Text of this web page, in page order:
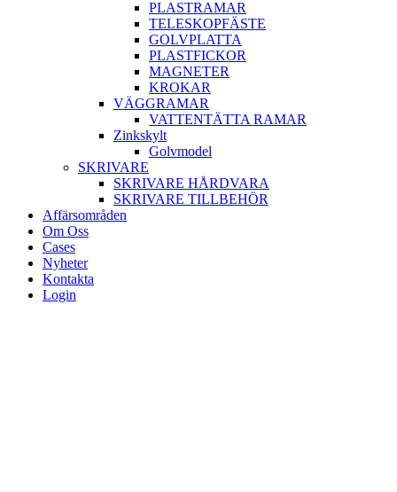
PLASTRAMAR
TELESKOPFÄSTE
GOLVPLATTA
PLASTFICKOR
MAGNETER
KROKAR
VÄGGRAMAR
VATTENTÄTTA RAMAR
Zinkskylt
Golvmodel
SKRIVARE
SKRIVARE HÅRDVARA
SKRIVARE TILLBEHÖR
Affärsområden
Om Oss
Cases
Nyheter
Kontakta
Login